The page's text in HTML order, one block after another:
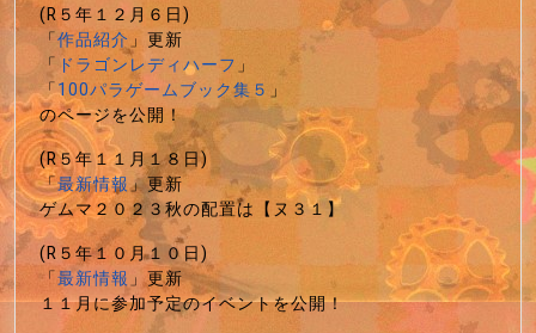
(R５年１２月６日)
「作品紹介」更新
「ドラゴンレディハーフ」
「100パラゲームブック集５ 」
のページを公開！
(R５年１１月１８日)
「最新情報」更新
ゲムマ２０２３秋の配置は【ヌ３１】
(R５年１０月１０日)
「最新情報」更新
１１月に参加予定のイベントを公開！